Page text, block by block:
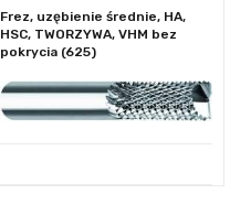
Frez, uzębienie średnie, HA,
HSC, TWORZYWA, VHM bez
pokrycia (625)